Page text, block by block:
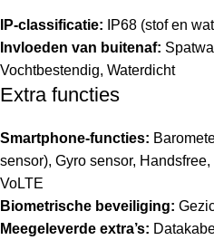
IP-classificatie: IP68 (stof en
Invloeden van buitenaf:
Vochtbestendig, Waterdicht
Extra functies
Smartphone-functies:
sensor), Gyro sensor,
VoLTE
Biometrische beveiliging:
Meegeleverde extra’s: